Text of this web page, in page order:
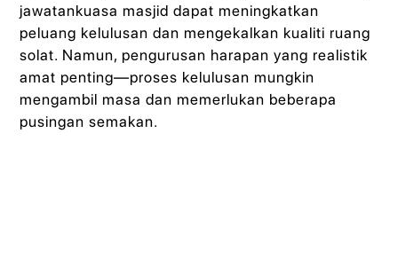
jawatankuasa masjid dapat meningkatkan
peluang kelulusan dan mengekalkan kualiti ruang
solat. Namun, pengurusan harapan yang realistik
amat penting—proses kelulusan mungkin
mengambil masa dan memerlukan beberapa
pusingan semakan.